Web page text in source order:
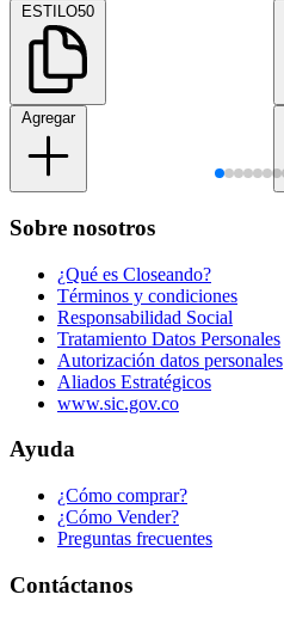
ESTILO50
Agregar
Sobre nosotros
¿Qué es Closeando?
Términos y condiciones
Responsabilidad Social
Tratamiento Datos Personales
Autorización datos personales
Aliados Estratégicos
www.sic.gov.co
Ayuda
¿Cómo comprar?
¿Cómo Vender?
Preguntas frecuentes
Contáctanos